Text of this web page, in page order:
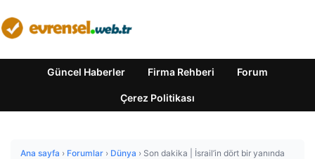
Güncel Haberler Firma Rehberi Forum
Çerez Politikası
Ana sayfa › Forumlar › Dünya › Son dakika | İsrail’in dört bir yanında